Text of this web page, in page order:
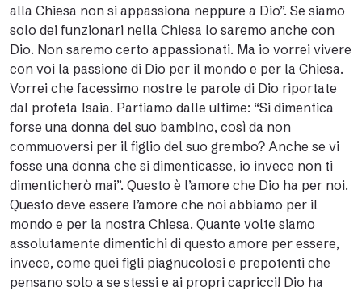
alla Chiesa non si appassiona neppure a Dio”. Se siamo
solo dei funzionari nella Chiesa lo saremo anche con
Dio. Non saremo certo appassionati. Ma io vorrei vivere
con voi la passione di Dio per il mondo e per la Chiesa.
Vorrei che facessimo nostre le parole di Dio riportate
dal profeta Isaia. Partiamo dalle ultime: “Si dimentica
forse una donna del suo bambino, così da non
commuoversi per il figlio del suo grembo? Anche se vi
fosse una donna che si dimenticasse, io invece non ti
dimenticherò mai”. Questo è l’amore che Dio ha per noi.
Questo deve essere l’amore che noi abbiamo per il
mondo e per la nostra Chiesa. Quante volte siamo
assolutamente dimentichi di questo amore per essere,
invece, come quei figli piagnucolosi e prepotenti che
pensano solo a se stessi e ai propri capricci! Dio ha